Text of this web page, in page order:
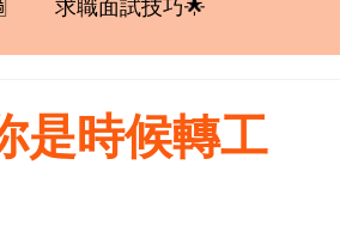
求職面試技巧🌟
是時候轉工